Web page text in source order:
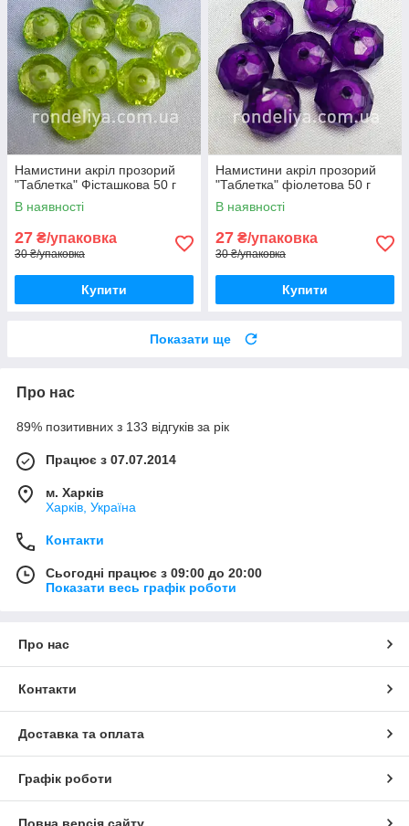
Намистини акріл прозорий
"Таблетка" Фісташкова 50 г
В наявності
27 ₴/упаковка
30 ₴/упаковка
Купити
Намистини акріл прозорий
"Таблетка" фіолетова 50 г
В наявності
27 ₴/упаковка
30 ₴/упаковка
Купити
Показати ще
Про нас
89% позитивних з 133 відгуків за рік
Працює з 07.07.2014
м. Харків
Харків, Україна
Контакти
Сьогодні працює з 09:00 до 20:00
Показати весь графік роботи
Про нас
Контакти
Доставка та оплата
Графік роботи